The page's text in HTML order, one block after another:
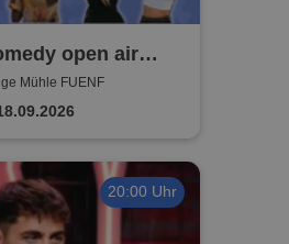
open air
Mühle FUENF
20:00 Uhr